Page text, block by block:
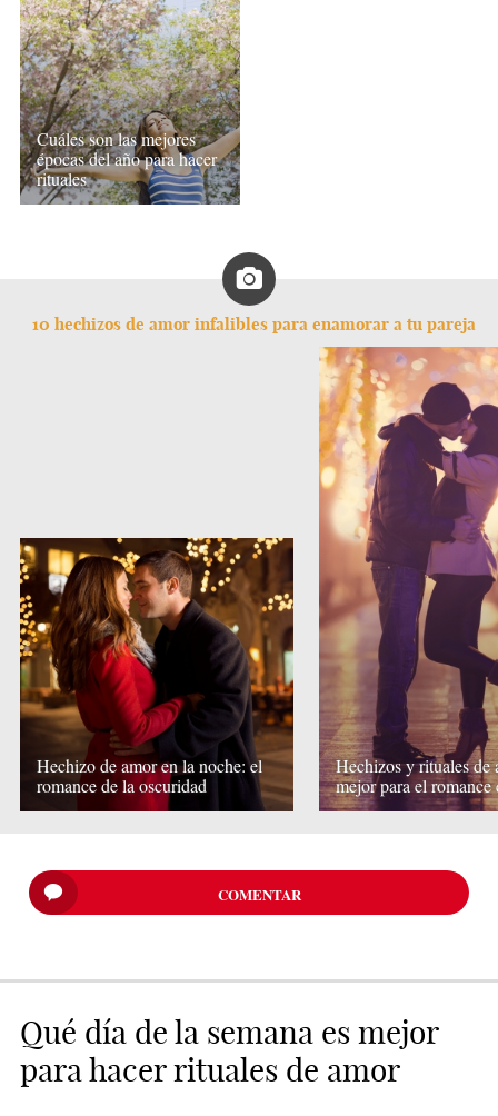
Cuáles son las mejores
épocas del año para hacer
rituales
10 hechizos de amor infalibles para enamorar a tu pareja
Hechizo de amor en la noche: el
romance de la oscuridad
Hechizos y rituales de
mejor para el romance
COMENTAR
Qué día de la semana es mejor
para hacer rituales de amor